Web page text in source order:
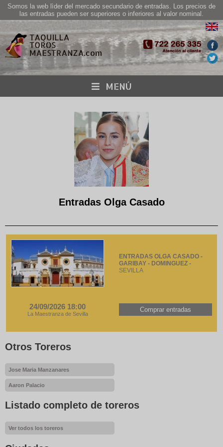
Somos la web lìder del mercado secundario de entradas. Los precios de
las entradas pueden ser superiores o inferiores al valor nominal.
MENÚ
Entradas Olga Casado
ENTRADAS OLGA CASADO -
GARIBAY - DOMINGUEZ -
SEVILLA
24/09/2026 18:00
La Maestranza de Sevilla
Comprar entradas
Otros Toreros
Jose Maria Manzanares
Aaron Palacio
Listado completo de toreros
Ver todos los toreros